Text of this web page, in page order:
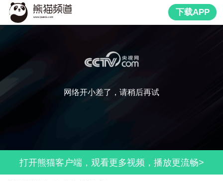
下载APP
网络开小差了，请稍后再试
打开熊猫客户端，观看更多视频，播放更流畅>